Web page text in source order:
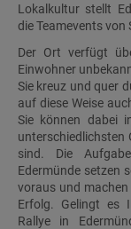
Lokalkultur stellt
die Teamevents von
Der Ort verfügt
Einwohner
Sie kreuz und quer
auf diese Weise
Sie können dabei
unterschiedlichsten
sind. Die
Edermünde setzen
voraus und machen
Erfolg. Gelingt es
Rallye in